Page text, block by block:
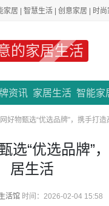
家居 | 智慧生活 | 创意家居 | 时
的家居生活
资讯 家居生活 智能家
好物甄选“优选品牌”，携手打
选“优选品牌”
居生活
活馆时间：2026-02-04 15:58